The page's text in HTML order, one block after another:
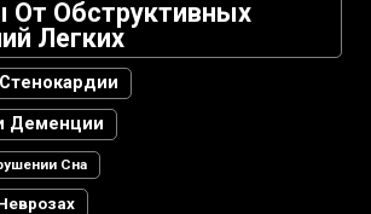
От Обструктивных
Легких
Деменции
Сна